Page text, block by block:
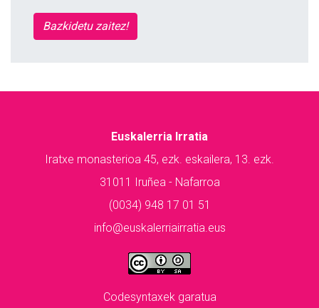
Bazkidetu zaitez!
Euskalerria Irratia
Iratxe monasterioa 45, ezk. eskailera, 13. ezk.
31011 Iruñea - Nafarroa
(0034) 948 17 01 51
info@euskalerriairratia.eus
Codesyntaxek garatua